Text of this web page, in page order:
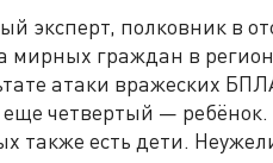
эксперт, полковник в
мирных граждан в
атаки вражеских
четвертый —
также есть дети.